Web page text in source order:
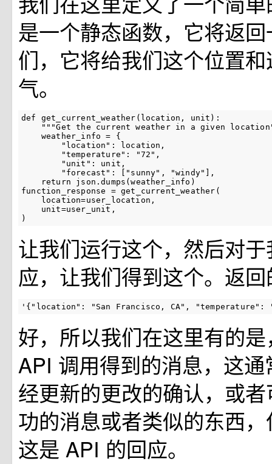
是一个静态函数，它将返
们，它将给我们这个位置
气。
def get_current_weather ( location , unit ):
"""Get the current weather in a given
weather_info
=
{
"location" : location ,
"temperature" : "72" ,
"unit" : unit ,
"forecast" : "sunny" , "windy"
],
return
json .dumps (weather_info )
function_response
= get_current_weather (
location=user_location ,
unit=user_unit ,
)
让我们运行这个，然后对
应，让我们得到这个。返
'{"location": "San Francisco, CA",
好，所以我们在这里有的
API 调用得到的消息，这
经更新的更改的确认，或
功的消息或者类似的东西
这是 API 的回应。